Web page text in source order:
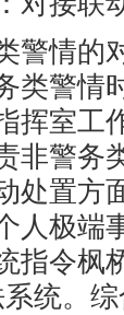
情的对
类警情
挥室工
非警务
置方面
人极端
指令枫
统。